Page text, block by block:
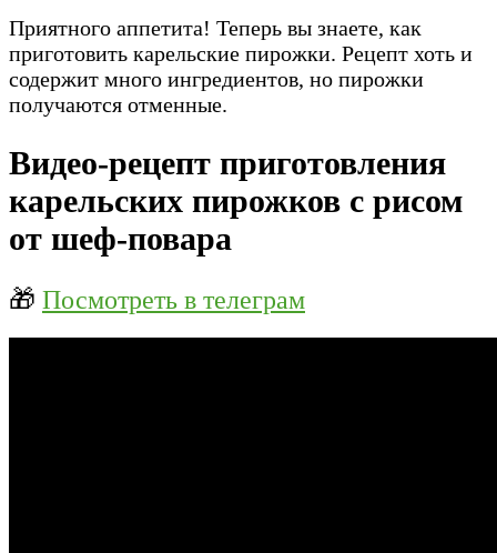
Приятного аппетита! Теперь вы знаете, как
приготовить карельские пирожки. Рецепт хоть и
содержит много ингредиентов, но пирожки
получаются отменные.
Видео-рецепт приготовления
карельских пирожков с рисом
от шеф-повара
🎁 Посмотреть в телеграм